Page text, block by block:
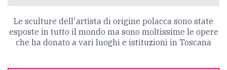
Le sculture dell'artista di origine polacca sono state
esposte in tutto il mondo ma sono moltissime le opere
che ha donato a vari luoghi e istituzioni in Toscana